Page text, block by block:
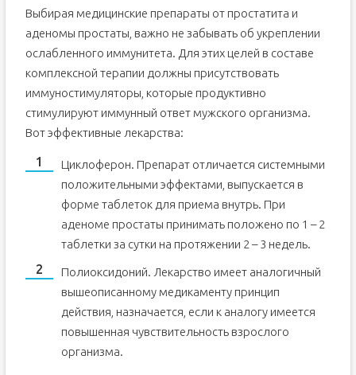
Выбирая медицинские препараты от простатита и
аденомы простаты, важно не забывать об укреплении
ослабленного иммунитета. Для этих целей в составе
комплексной терапии должны присутствовать
иммуностимуляторы, которые продуктивно
стимулируют иммунный ответ мужского организма.
Вот эффективные лекарства:
Циклоферон. Препарат отличается системными
положительными эффектами, выпускается в
форме таблеток для приема внутрь. При
аденоме простаты принимать положено по 1 – 2
таблетки за сутки на протяжении 2 – 3 недель.
Полиоксидоний. Лекарство имеет аналогичный
вышеописанному медикаменту принцип
действия, назначается, если к аналогу имеется
повышенная чувствительность взрослого
организма.